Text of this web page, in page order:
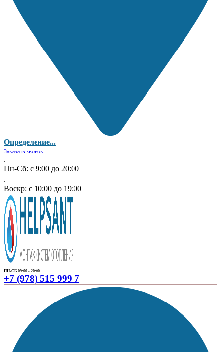
Определение...
Заказать звонок
.
Пн-Сб: с 9:00 до 20:00
.
Воскр: с 10:00 до 19:00
ПН-СБ 09:00 - 20:00
+7 (978) 515 999 7